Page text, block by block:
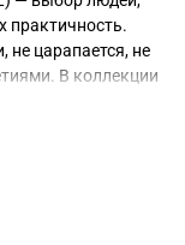
практичность.
не царапается, не
В коллекции
Breil с